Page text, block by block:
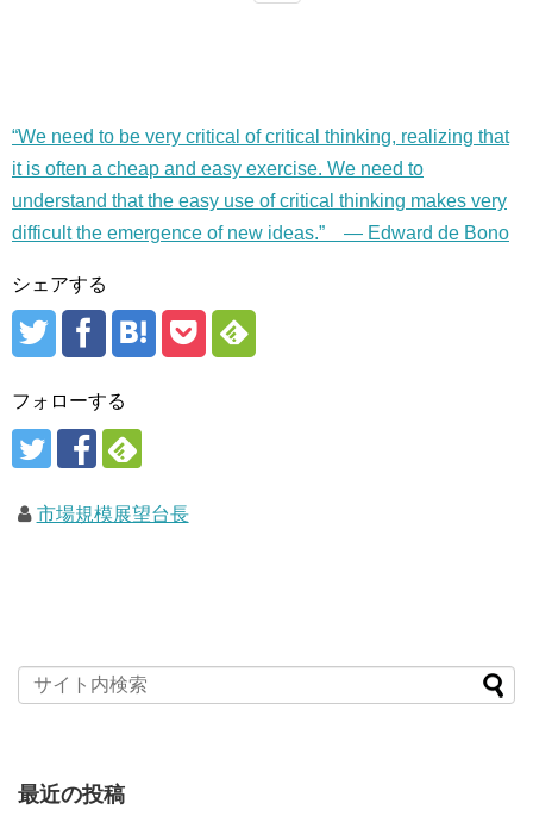
“We need to be very critical of critical thinking, realizing that
it is often a cheap and easy exercise. We need to
understand that the easy use of critical thinking makes very
difficult the emergence of new ideas.” — Edward de Bono
シェアする
フォローする
市場規模展望台長
最近の投稿